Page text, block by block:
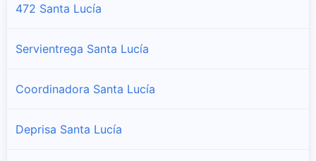
472 Santa Lucía
Servientrega Santa Lucía
Coordinadora Santa Lucía
Deprisa Santa Lucía